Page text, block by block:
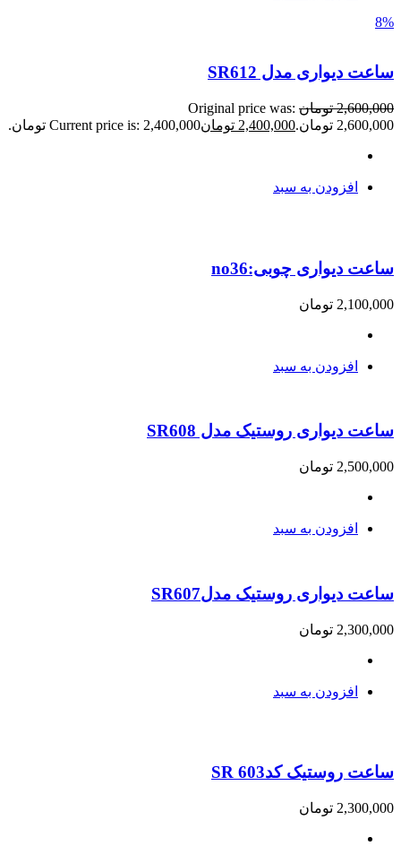
8%
ساعت دیواری مدل SR612
2,600,000 تومان Original price was:
2,600,000 تومان.
2,400,000 تومانCurrent price is: 2,400,000 تومان.
افزودن به سبد
ساعت دیواری چوبی:no36
2,100,000 تومان
افزودن به سبد
ساعت دیواری روستیک مدل SR608
2,500,000 تومان
افزودن به سبد
ساعت دیواری روستیک مدلSR607
2,300,000 تومان
افزودن به سبد
ساعت روستیک کدSR 603
2,300,000 تومان